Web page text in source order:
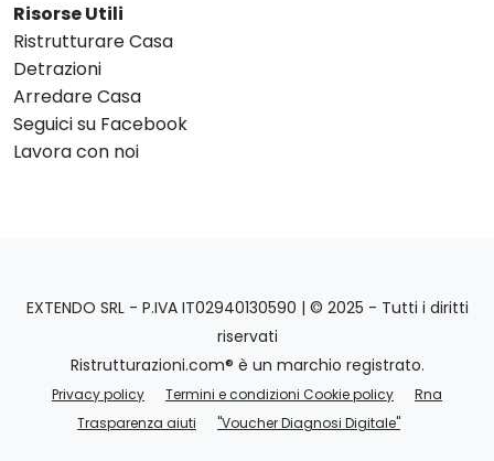
Risorse Utili
Ristrutturare Casa
Detrazioni
Arredare Casa
Seguici su Facebook
Lavora con noi
EXTENDO SRL - P.IVA IT02940130590 | © 2025 - Tutti i diritti
riservati
Ristrutturazioni.com® è un marchio registrato.
Privacy policy Termini e condizioni Cookie policy
Rna
Trasparenza aiuti
"Voucher Diagnosi Digitale"